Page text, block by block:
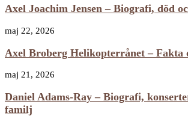
Axel Joachim Jensen – Biografi, död
maj 22, 2026
Axel Broberg Helikopterrånet – Fakta
maj 21, 2026
Daniel Adams-Ray – Biografi,
familj